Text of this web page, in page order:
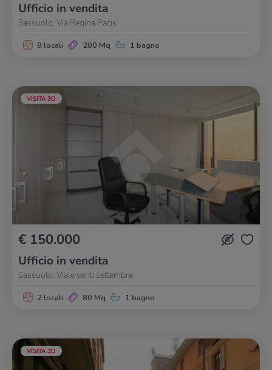
Ufficio in vendita
Sassuolo, Via Regina Pacis
8 locali 200 Mq 1 bagno
VISITA 3D
€ 150.000
Ufficio in vendita
Sassuolo, Viale venti settembre
2 locali 80 Mq 1 bagno
VISITA 3D